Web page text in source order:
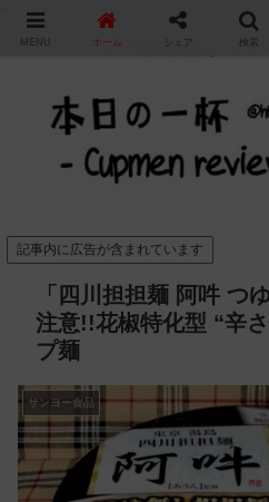
カップ麺の新商品をレビュ
記事内に広告が含まれています
「四川担担麺 阿吽 つ
注意!!花椒特化型 “辛
プ麺
サンヨー食品
MENU ホーム シェア 検索